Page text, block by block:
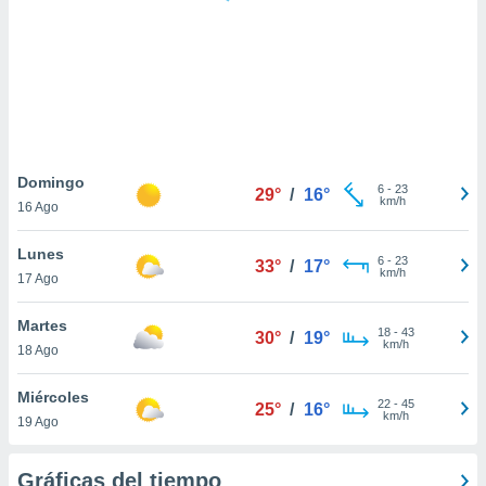
únicos
similares
como
IP
posible
traten tus
en
Para
Domingo
16 Ago
29° / 16° 6- 23
km/h
Lunes
17 Ago
33° / 17° 6- 23
km/h
Martes
18 Ago
30° / 19° 18- 43
km/h
Miércoles
19 Ago
25° / 16° 22- 45
km/h
Gráficas del tiempo